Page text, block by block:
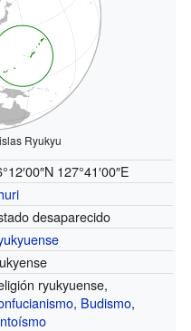
Ryukyu
127°41′00″E
desaparecido
ryukyuense,
, Budismo,